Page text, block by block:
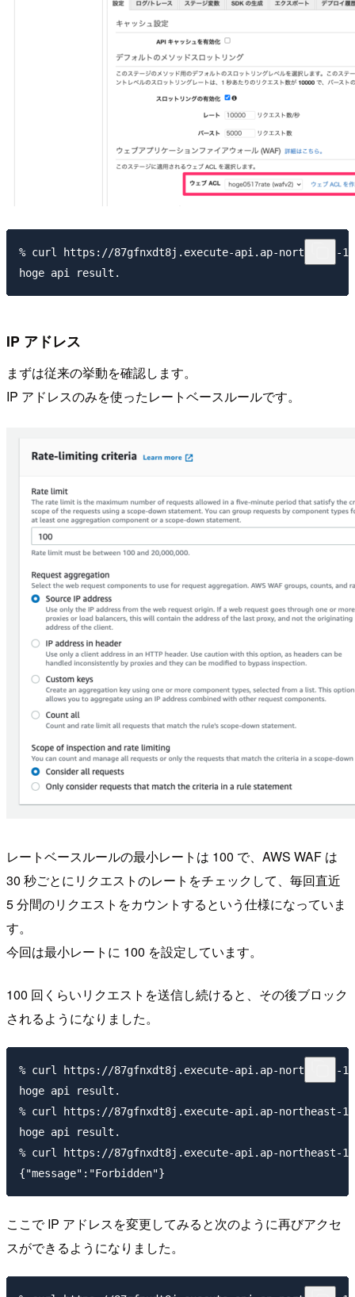
% curl https://87gfnxdt8j.execute-api.ap-northeast-
IP アドレス
まずは従来の挙動を確認します。
IP アドレスのみを使ったレートベースルールです。
レートベースルールの最小レートは 100 で、AWS WAF は
30 秒ごとにリクエストのレートをチェックして、毎回直近
5 分間のリクエストをカウントするという仕様になっていま
す。
今回は最小レートに 100 を設定しています。
100 回くらいリクエストを送信し続けると、その後ブロック
されるようになりました。
% curl https://87gfnxdt8j.execute-api.ap-northeast-
hoge api result.
% curl https://87gfnxdt8j.execute-api.ap-northeast-
hoge api result.
% curl https://87gfnxdt8j.execute-api.ap-northeast-
ここで IP アドレスを変更してみると次のように再びアクセ
スができるようになりました。